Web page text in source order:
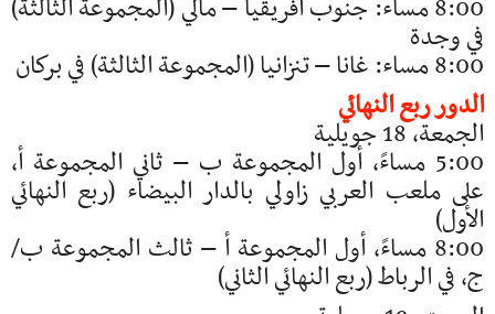
8:00 مساء: جنوب أفريقيا – مالي (المجموعة الثالثة)
في وجدة
8:00 مساء: غانا – تنزانيا (المجموعة الثالثة) في بركان
الدور ربع النهائي
الجمعة، 18 جويلية
5:00 مساءً، أول المجموعة ب – ثاني المجموعة أ،
على ملعب العربي زاولي بالدار البيضاء (ربع النهائي
الأول)
8:00 مساءً، أول المجموعة أ – ثالث المجموعة ب/
ج، في الرباط (ربع النهائي الثاني)